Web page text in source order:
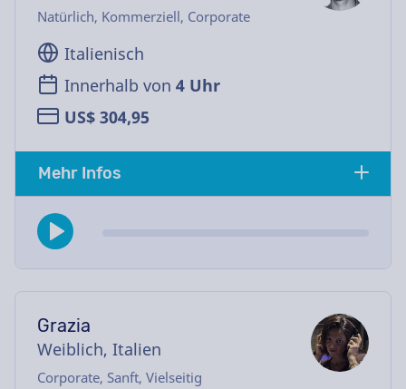
Natürlich, Kommerziell, Corporate
Italienisch
Innerhalb von 4 Uhr
US$ 304,95
Mehr Infos
Grazia
Weiblich, Italien
Corporate, Sanft, Vielseitig